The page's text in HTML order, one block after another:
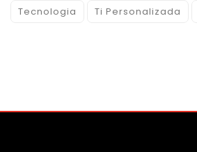
Tecnologia
Ti Personalizada